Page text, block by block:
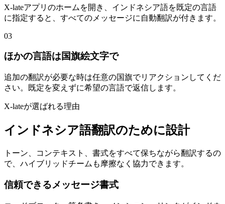
X-lateアプリのホームを開き、インドネシア語を既定の言語
に指定すると、すべてのメッセージに自動翻訳が付きます。
03
ほかの言語は国旗絵文字で
追加の翻訳が必要な時は任意の国旗でリアクションしてくだ
さい。既定を変えずに希望の言語で返信します。
X-lateが選ばれる理由
インドネシア語翻訳のために設計
トーン、コンテキスト、書式をすべて保ちながら翻訳するの
で、ハイブリッドチームも摩擦なく協力できます。
信頼できるメッセージ書式